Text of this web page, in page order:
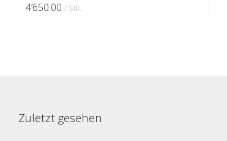
Schallleistungspegel (bei 1m Abstand):
4’650.00 / Stk.
Zuletzt gesehen